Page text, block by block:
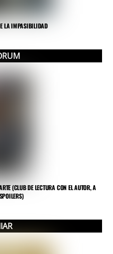
LA IMPASIBILIDAD
(CLUB DE LECTURA CON EL AUTOR, A